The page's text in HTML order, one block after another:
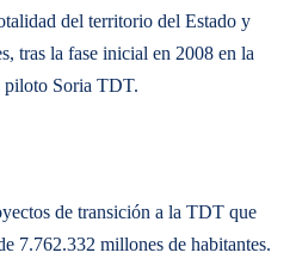
del territorio del Estado y
tras la fase inicial en 2008 en la
piloto Soria TDT.
de transición a la TDT que
7.762.332 millones de habitantes.